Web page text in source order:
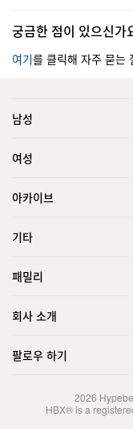
궁금한 점이 있으신가
여기를 클릭해 자주 묻는
남성
여성
아카이브
기타
패밀리
회사 소개
팔로우 하기
2026
HBX® is a